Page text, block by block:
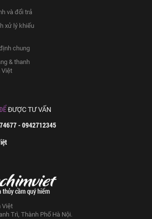
và đổi trả
xử lý khiếu
chung
& thanh
Việt
ĐƯỢC TƯ VẤN
- 0942712345
Việt
Trì, Thành Phố Hà Nội.